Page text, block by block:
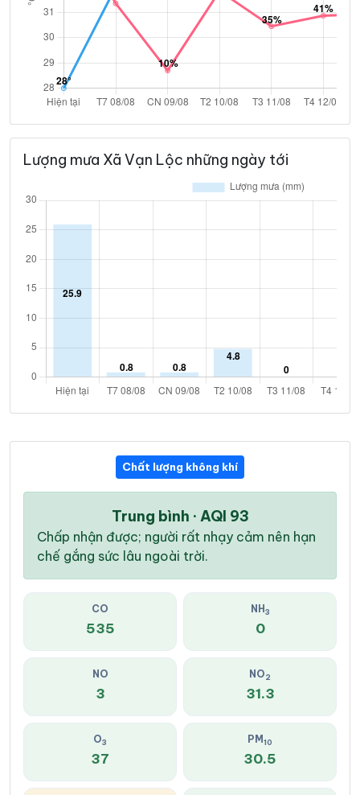
Lượng mưa Xã Vạn Lộc những ngày tới
Chất lượng không khí
Trung bình · AQI 93
Chấp nhận được; người rất nhạy cảm nên hạn
chế gắng sức lâu ngoài trời.
CO
535
NH 3
0
NO
3
NO2
31.3
O3
37
PM 10
30.5